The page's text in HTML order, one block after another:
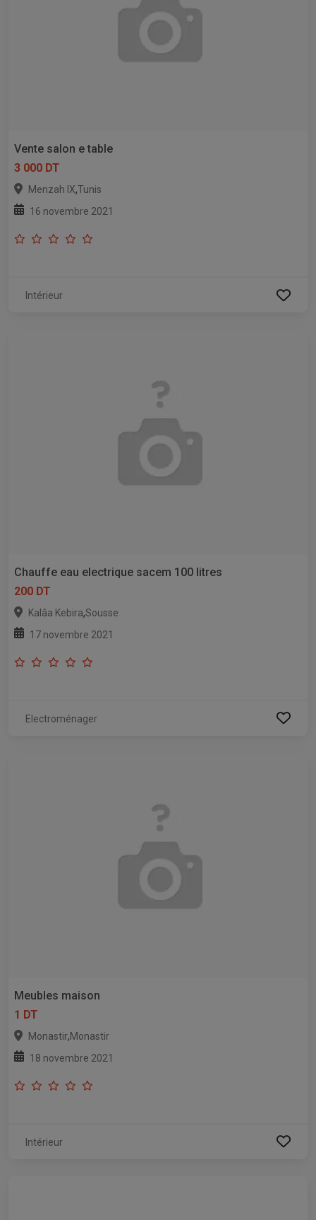
Vente salon e table
3 000 DT
Menzah IX,Tunis
16 novembre 2021
Intérieur
Chauffe eau electrique sacem 100 litres
200 DT
Kalâa Kebira,Sousse
17 novembre 2021
Electroménager
Meubles maison
1 DT
Monastir,Monastir
18 novembre 2021
Intérieur